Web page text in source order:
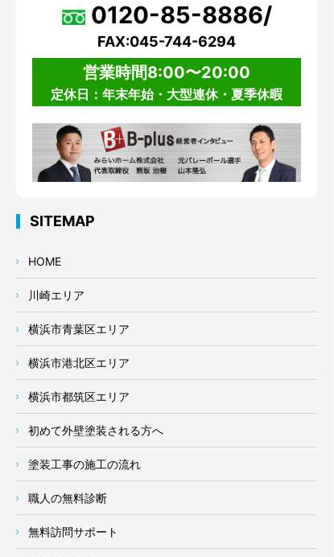
0120-85-8886/
FAX:045-744-6294
営業時間8:00〜20:00
定休日：年末年始・大型連休・夏季休暇
SITEMAP
HOME
川崎エリア
横浜市青葉区エリア
横浜市港北区エリア
横浜市都筑区エリア
初めて外壁塗装される方へ
塗装工事の施工の流れ
職人の無料診断
無料訪問サポート